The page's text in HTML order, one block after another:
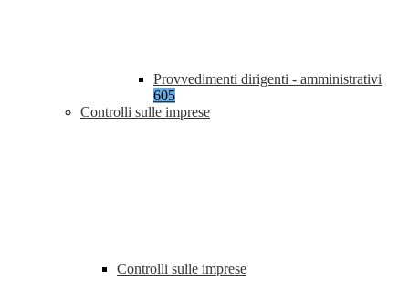
Provvedimenti dirigenti - amministrativi
605
Controlli sulle imprese
Controlli sulle imprese